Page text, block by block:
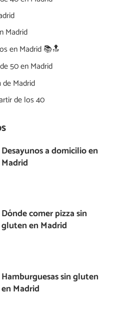
Madrid
en Madrid 📚🔝
50 en Madrid
Madrid
de los 40
Desayunos a domicilio en
Madrid
Dónde comer pizza sin
gluten en Madrid
Hamburguesas sin gluten
en Madrid